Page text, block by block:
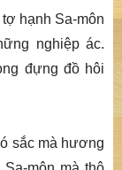
hạnh Sa-môn
nghiệp ác.
đựng đồ hôi
sắc mà hương